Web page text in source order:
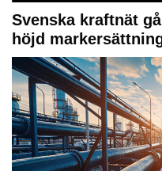
Svenska kraftnät
höjd